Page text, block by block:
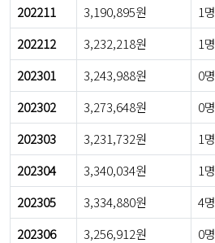
202211 3,190,895원 1명
202212
3,232,218원 1명
202301
3,243,988원 0명
202302
3,273,648원 0명
202303
3,231,732원 1명
202304
3,340,034원 1명
202305
3,334,880원 4명
202306
3,256,912원 0명